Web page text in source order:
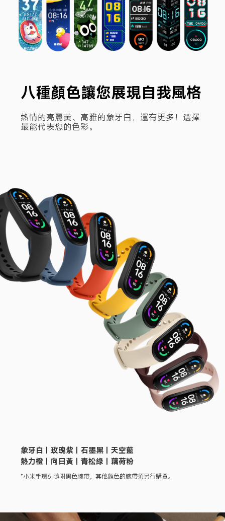
八種顏色讓您展現自我風格
熱情的亮麗黃、高雅的象牙白，還有更多！選擇
最能代表您的色彩。
象牙白｜玫瑰紫｜石墨黑｜天空藍
熱力橙｜向日黃｜青松綠｜藕荷粉
*小米手環6 隨附黑色腕帶，其他顏色的腕帶須另行購買。